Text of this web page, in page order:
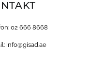
02 666 8668
info@gisad.ae